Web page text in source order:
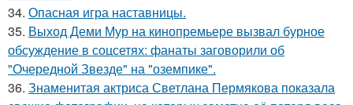
34. Опасная игра наставницы.
35. Выход Деми Мур на кинопремьере вызвал бурное
обсуждение в соцсетях: фанаты заговорили об
"Очередной Звезде" на "оземпике".
36. Знаменитая актриса Светлана Пермякова показала